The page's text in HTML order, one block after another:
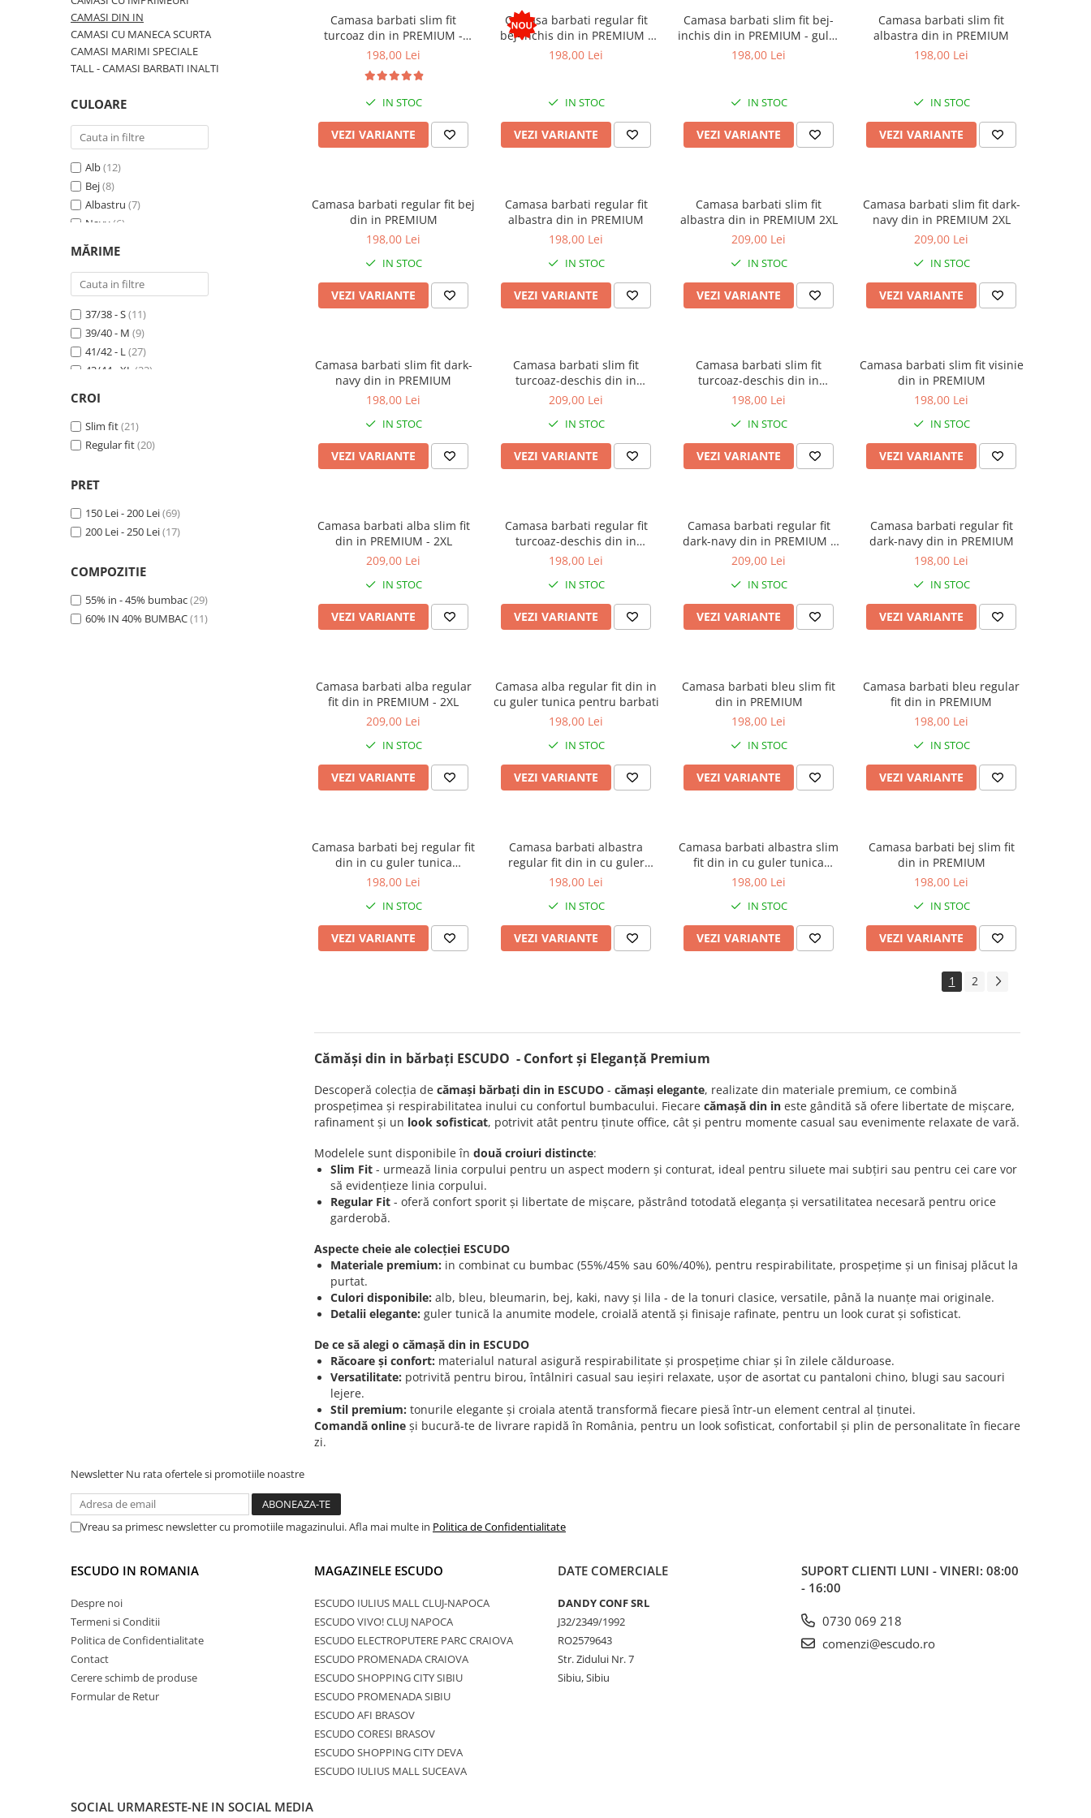
CAMASI DIN IN
CAMASI CU MANECA SCURTA
CAMASI MARIMI SPECIALE
TALL - CAMASI BARBATI INALTI
CULOARE
Alb(12)
Bej(8)
Albastru (7)
Navy (6)
Turcoaz
Bleu (2)
Jeans (1)
Visiniu(1)
MĂRIME
37/38 - S(11)
39/40 - M (9)
41/42 - L(27)
43/44 - XL (22)
46 - 2XL
CROI
Slim fit(21)
Regular fit(20)
PRET
150 Lei - 200 Lei(69)
200 Lei - 250 Lei(17)
COMPOZITIE
55% in - 45% bumbac(29)
60% IN 40% BUMBAC(11)
Camasa barbati slim fit
turcoaz din in PREMIUM -
guler tunica
198,00 Lei
IN STOC
VEZI VARIANTE
Camasa barbati regular fit
bej-inchis din in PREMIUM -
guler tunica
198,00 Lei
IN STOC
VEZI VARIANTE
Camasa barbati slim fit bej-
inchis din in PREMIUM - guler
tunica
198,00 Lei
IN STOC
VEZI VARIANTE
Camasa barbati slim fit
albastra din in PREMIUM
198,00 Lei
IN STOC
VEZI VARIANTE
Camasa barbati regular fit bej
din in PREMIUM
198,00 Lei
IN STOC
VEZI VARIANTE
Camasa barbati regular fit
albastra din in PREMIUM
198,00 Lei
IN STOC
VEZI VARIANTE
Camasa barbati slim fit
albastra din in PREMIUM 2XL
209,00 Lei
IN STOC
VEZI VARIANTE
Camasa barbati slim fit dark-
navy din in PREMIUM 2XL
209,00 Lei
IN STOC
VEZI VARIANTE
Camasa barbati slim fit dark-
navy din in PREMIUM
198,00 Lei
IN STOC
VEZI VARIANTE
Camasa barbati slim fit
turcoaz-deschis din in
PREMIUM - 2XL
209,00 Lei
IN STOC
VEZI VARIANTE
Camasa barbati slim fit
turcoaz-deschis din in
PREMIUM
198,00 Lei
IN STOC
VEZI VARIANTE
Camasa barbati slim fit visinie
din in PREMIUM
198,00 Lei
IN STOC
VEZI VARIANTE
Camasa barbati alba slim fit
din in PREMIUM - 2XL
209,00 Lei
IN STOC
VEZI VARIANTE
Camasa barbati regular fit
turcoaz-deschis din in
PREMIUM
198,00 Lei
IN STOC
VEZI VARIANTE
Camasa barbati regular fit
dark-navy din in PREMIUM -
2XL
209,00 Lei
IN STOC
VEZI VARIANTE
Camasa barbati regular fit
dark-navy din in PREMIUM
198,00 Lei
IN STOC
VEZI VARIANTE
Camasa barbati alba regular
fit din in PREMIUM - 2XL
209,00 Lei
IN STOC
VEZI VARIANTE
Camasa alba regular fit din in
cu guler tunica pentru barbati
198,00 Lei
IN STOC
VEZI VARIANTE
Camasa barbati bleu slim fit
din in PREMIUM
198,00 Lei
IN STOC
VEZI VARIANTE
Camasa barbati bleu regular
fit din in PREMIUM
198,00 Lei
IN STOC
VEZI VARIANTE
Camasa barbati bej regular fit
din in cu guler tunica
PREMIUM
198,00 Lei
IN STOC
VEZI VARIANTE
Camasa barbati albastra
regular fit din in cu guler
tunica PREMIUM
198,00 Lei
IN STOC
VEZI VARIANTE
Camasa barbati albastra slim
fit din in cu guler tunica
PREMIUM
198,00 Lei
IN STOC
VEZI VARIANTE
Camasa barbati bej slim fit
din in PREMIUM
198,00 Lei
IN STOC
VEZI VARIANTE
1 2
Cămăși din in bărbați ESCUDO - Confort și Eleganță Premium
Descoperă colecția de cămași bărbați din in ESCUDO - cămași elegante, realizate din materiale premium, ce combină
prospețimea și respirabilitatea inului cu confortul bumbacului. Fiecare cămașă din in este gândită să ofere libertate de mișcare,
rafinament și un look sofisticat, potrivit atât pentru ținute office, cât și pentru momente casual sau evenimente relaxate de vară.
Modelele sunt disponibile în două croiuri distincte:
Slim Fit - urmează linia corpului pentru un aspect modern și conturat, ideal pentru siluete mai subțiri sau pentru cei care vor
să evidențieze linia corpului.
Regular Fit - oferă confort sporit și libertate de mișcare, păstrând totodată eleganța și versatilitatea necesară pentru orice
garderobă.
Aspecte cheie ale colecției ESCUDO
Materiale premium: in combinat cu bumbac (55%/45% sau 60%/40%), pentru respirabilitate, prospețime și un finisaj plăcut la
purtat.
Culori disponibile: alb, bleu, bleumarin, bej, kaki, navy și lila - de la tonuri clasice, versatile, până la nuanțe mai originale.
Detalii elegante: guler tunică la anumite modele, croială atentă și finisaje rafinate, pentru un look curat și sofisticat.
De ce să alegi o cămașă din in ESCUDO
Răcoare și confort: materialul natural asigură respirabilitate și prospețime chiar și în zilele călduroase.
Versatilitate: potrivită pentru birou, întâlniri casual sau ieșiri relaxate, ușor de asortat cu pantaloni chino, blugi sau sacouri
lejere.
Stil premium: tonurile elegante și croiala atentă transformă fiecare piesă într-un element central al ținutei.
Comandă online și bucură-te de livrare rapidă în România, pentru un look sofisticat, confortabil și plin de personalitate în fiecare
zi.
Newsletter Nu rata ofertele si promotiile noastre
Vreau sa primesc newsletter cu promotiile magazinului. Afla mai multe in Politica de Confidentialitate
ESCUDO IN ROMANIA
Despre noi
Termeni si Conditii
Politica de Confidentialitate
Contact
Cerere schimb de produse
Formular de Retur
MAGAZINELE ESCUDO
ESCUDO IULIUS MALL CLUJ-NAPOCA
ESCUDO VIVO! CLUJ NAPOCA
ESCUDO ELECTROPUTERE PARC CRAIOVA
ESCUDO PROMENADA CRAIOVA
ESCUDO SHOPPING CITY SIBIU
ESCUDO PROMENADA SIBIU
ESCUDO AFI BRASOV
ESCUDO CORESI BRASOV
ESCUDO SHOPPING CITY DEVA
ESCUDO IULIUS MALL SUCEAVA
DATE COMERCIALE
DANDY CONF SRL
J32/2349/1992
RO2579643
Str. Zidului Nr. 7
Sibiu, Sibiu
SUPORT CLIENTI LUNI - VINERI: 08:00
- 16:00
0730 069 218
comenzi@escudo.ro
SOCIAL URMARESTE-NE IN SOCIAL MEDIA